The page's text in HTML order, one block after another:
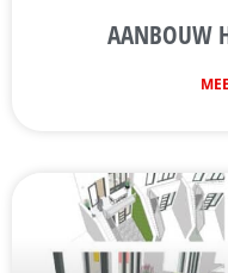
AANBOUW